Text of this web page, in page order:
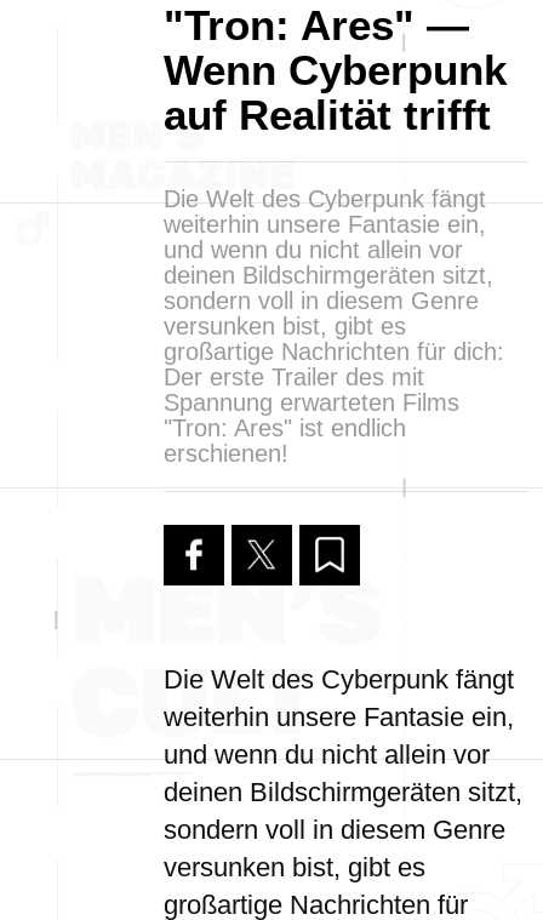
"Tron: Ares" —
Wenn Cyberpunk
auf Realität trifft
Die Welt des Cyberpunk fängt
weiterhin unsere Fantasie ein,
und wenn du nicht allein vor
deinen Bildschirmgeräten sitzt,
sondern voll in diesem Genre
versunken bist, gibt es
großartige Nachrichten für dich:
Der erste Trailer des mit
Spannung erwarteten Films
"Tron: Ares" ist endlich
erschienen!
Die Welt des Cyberpunk fängt
weiterhin unsere Fantasie ein,
und wenn du nicht allein vor
deinen Bildschirmgeräten sitzt,
sondern voll in diesem Genre
versunken bist, gibt es
großartige Nachrichten für